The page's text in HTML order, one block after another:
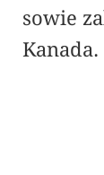
sowie
Kanada.